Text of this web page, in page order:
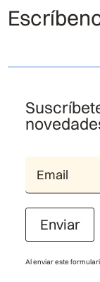
Enviar
Al enviar este